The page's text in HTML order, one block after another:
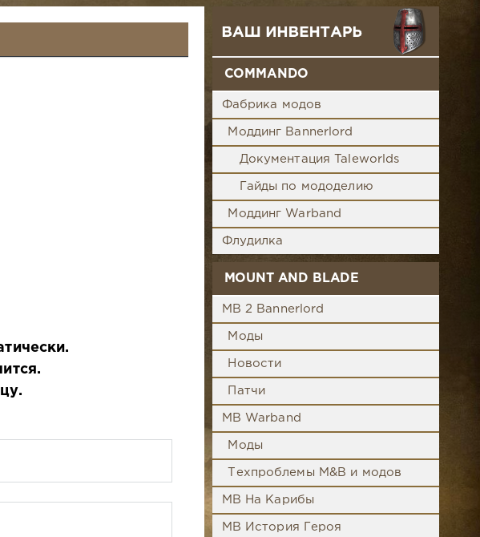
COMMANDO
Фабрика модов
Моддинг Bannerlord
Документация Taleworlds
Гайды по мододелию
Моддинг Warband
Флудилка
MOUNT AND BLADE
MB 2 Bannerlord
Моды
Новости
Патчи
MB Warband
Моды
Техпроблемы M&B и модов
MB На Карибы
MB История Героя